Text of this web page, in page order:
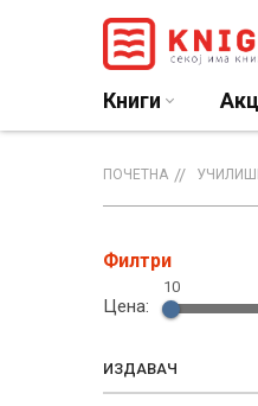
Книги
ПОЧЕТНА
Филтри
Цена:
10
ИЗДАВАЧ